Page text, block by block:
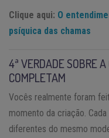
Clique aqui: O
psíquica das chamas
4ª VERDADE SOBRE
COMPLETAM
Vocês realmente foram
momento da criação.
diferentes do mesmo